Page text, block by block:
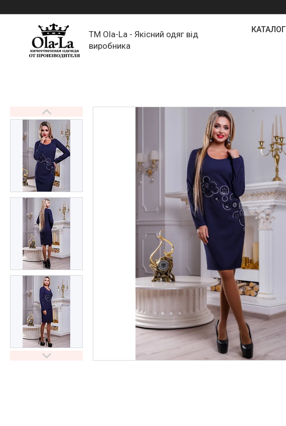
TM Ola-La - Якісний одяг від
виробника
КАТАЛОГ